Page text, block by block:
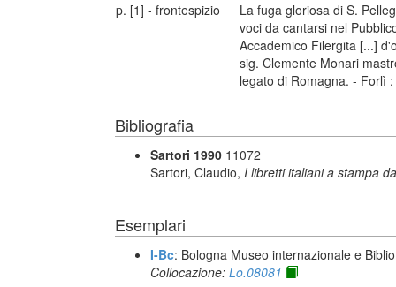
p. [1] - frontespizio
La fuga gloriosa di S.
voci da cantarsi nel
Accademico Filergita [...]
sig. Clemente Monari
legato di Romagna. - Forlì
Bibliografia
Sartori 1990 11072
Sartori, Claudio, I libretti italiani a stampa
Esemplari
I-Bc: Bologna Museo internazionale e
Collocazione: Lo.08081